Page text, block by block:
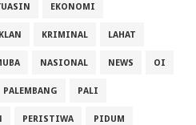
EKONOMI
KRIMINAL LAHAT
NASIONAL NEWS OI
PALEMBANG PALI
PERISTIWA PIDUM